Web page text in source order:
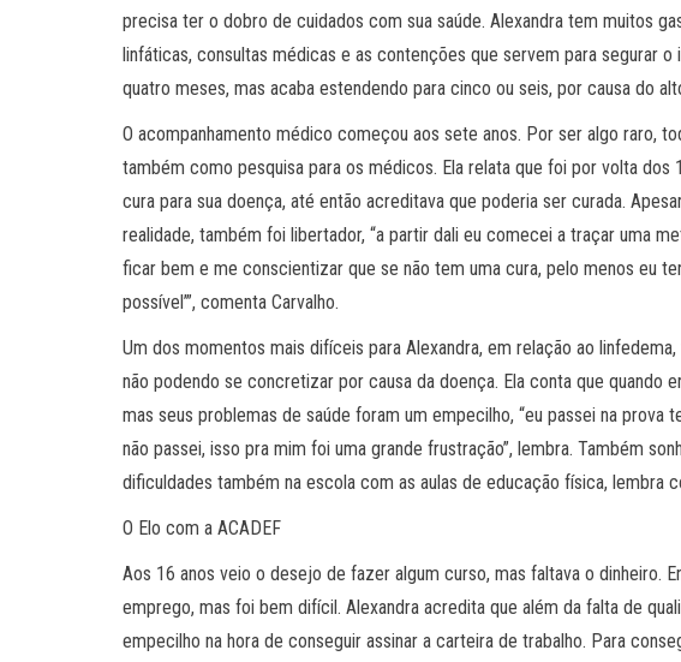
precisa ter o dobro de cuidados com sua saúde. Alexandra tem muitos
linfáticas, consultas médicas e as contenções que servem para segurar o
quatro meses, mas acaba estendendo para cinco ou seis, por causa do
O acompanhamento médico começou aos sete anos. Por ser algo raro,
também como pesquisa para os médicos. Ela relata que foi por volta dos
cura para sua doença, até então acreditava que poderia ser curada.
realidade, também foi libertador, “a partir dali eu comecei a traçar uma
ficar bem e me conscientizar que se não tem uma cura, pelo menos eu
possível’”, comenta Carvalho.
Um dos momentos mais difíceis para Alexandra, em relação ao
não podendo se concretizar por causa da doença. Ela conta que quando
mas seus problemas de saúde foram um empecilho, “eu passei na prova
não passei, isso pra mim foi uma grande frustração”, lembra. Também
dificuldades também na escola com as aulas de educação física, lembra
O Elo com a ACADEF
Aos 16 anos veio o desejo de fazer algum curso, mas faltava o dinheiro.
emprego, mas foi bem difícil. Alexandra acredita que além da falta de
empecilho na hora de conseguir assinar a carteira de trabalho. Para